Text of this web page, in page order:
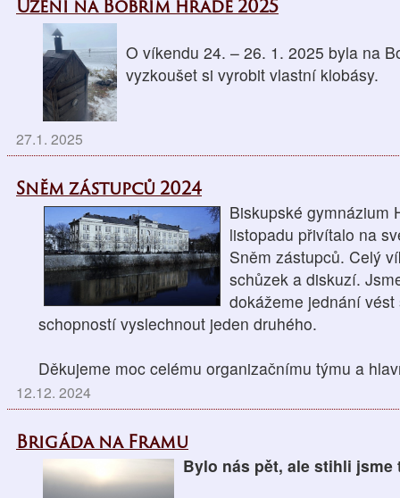
Uzení na Bobřím hradě 2025
O víkendu 24. – 26. 1. 2025 byla na
vyzkoušet si vyrobit vlastní klobásy.
27.1. 2025
Sněm zástupců 2024
Biskupské gymnázium
listopadu přivítalo na
Sněm zástupců. Celý
schůzek a diskuzí.
dokážeme jednání
schopností vyslechnout jeden druhého.
Děkujeme moc celému organizačnímu týmu a
12.12. 2024
Brigáda na Framu
Bylo nás pět, ale stihli